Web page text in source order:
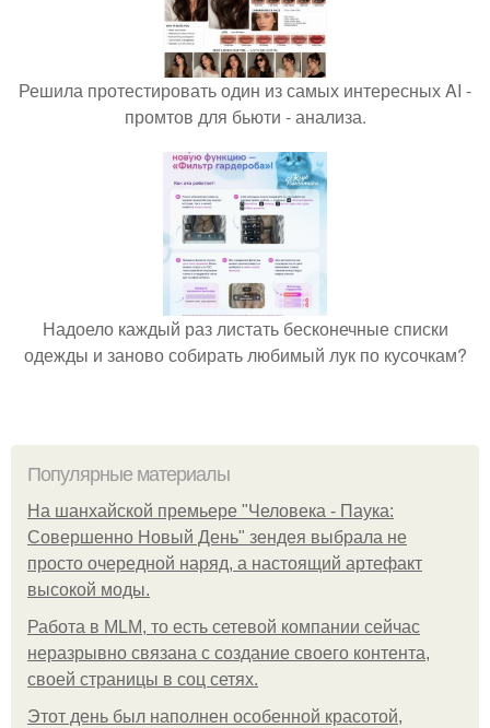
Решила протестировать один из самых интересных AI -
промтов для бьюти - анализа.
Надоело каждый раз листать бесконечные списки
одежды и заново собирать любимый лук по кусочкам?
Популярные материалы
На шанхайской премьере "Человека - Паука:
Совершенно Новый День" зендея выбрала не
просто очередной наряд, а настоящий артефакт
высокой моды.
Работа в MLM, то есть сетевой компании сейчас
неразрывно связана с создание своего контента,
своей страницы в соц сетях.
Этот день был наполнен особенной красотой,